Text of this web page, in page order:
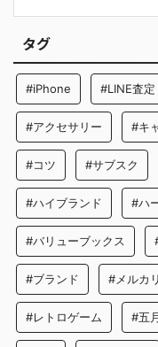
タグ
#iPhone #LINE査定
#アクセサリー #キ
#コツ #サブスク
#ハイブランド #ハ
#バリューブックス
#ブランド #メルカリ
#レトロゲーム #五